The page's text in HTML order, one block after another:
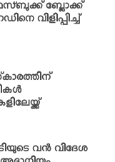
ബ്ലോക്ക്
വിളിപ്പിച്ച്
വന്‍ വിദേശ